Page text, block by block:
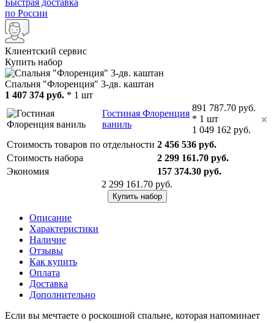
по России
Клиентский сервис
Купить набор
Спальня "Флоренция" 3-дв. каштан
1 407 374 руб. * 1 шт
Гостиная Флоренция
ваниль
891 787.70 руб.
* 1 шт
1 049 162 руб.
Стоимость товаров по отдельности 2 456 536 руб.
Стоимость набора
2 299 161.70 руб.
Экономия
157 374.30 руб.
2 299 161.70 руб.
Купить набор
Описание
Характеристики
Наличие
Отзывы
Как купить
Оплата
Доставка
Дополнительно
Если вы мечтаете о роскошной спальне, которая напоминает